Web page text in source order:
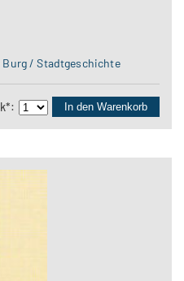
Burg / Stadtgeschichte
*: In den Warenkorb